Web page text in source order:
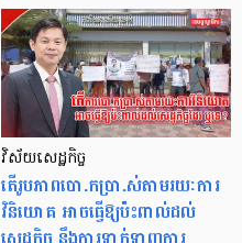
វិស័យសេដ្ឋកិច្ច
តើរូបភាពបោ.កប្រា.ស់តាមរយៈការ
វិនិយោគ អាចធ្វើឱ្យប៉ះពាល់ដល់